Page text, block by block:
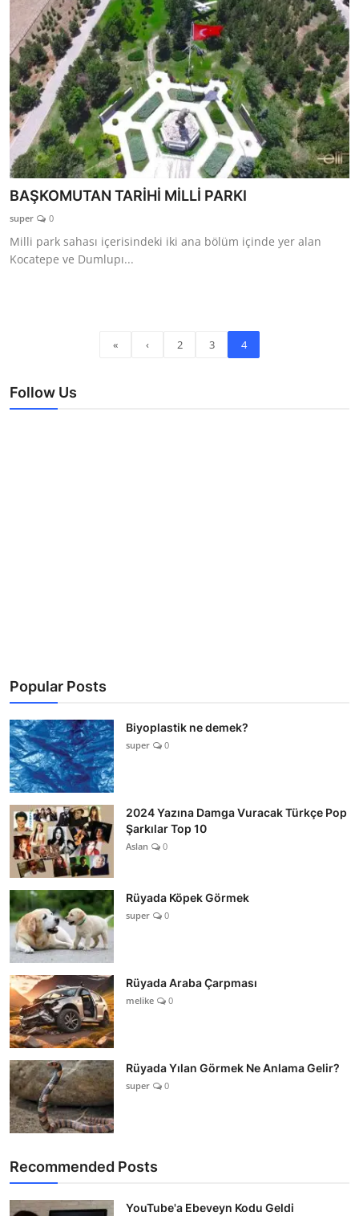
BAŞKOMUTAN TARİHİ MİLLİ PARKI
super 0
Milli park sahası içerisindeki iki ana bölüm içinde yer alan
Kocatepe ve Dumlupı...
« ‹ 2 3 4
Follow Us
Popular Posts
Biyoplastik ne demek?
super 0
2024 Yazına Damga Vuracak Türkçe Pop
Şarkılar Top 10
Aslan 0
Rüyada Köpek Görmek
super 0
Rüyada Araba Çarpması
melike 0
Rüyada Yılan Görmek Ne Anlama Gelir?
super 0
Recommended Posts
YouTube'a Ebeveyn Kodu Geldi